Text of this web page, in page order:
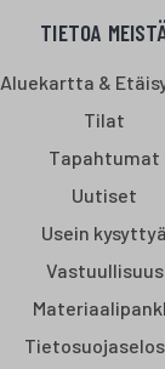
TIETOA
Aluekartta &
Tilat
Tapahtumat
Uutiset
Usein kysyttyä
Vastuullisuus